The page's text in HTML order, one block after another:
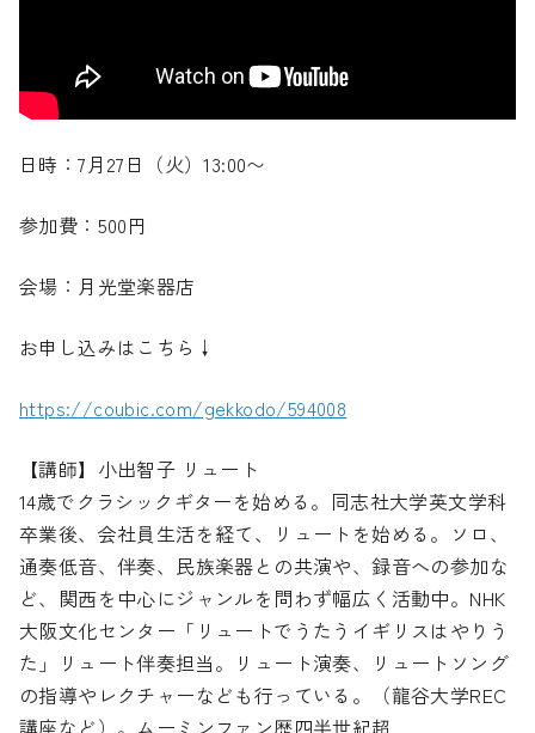
日時：7月27日（火）13:00〜
参加費：500円
会場：月光堂楽器店
お申し込みはこちら↓
https://coubic.com/gekkodo/594008
【講師】小出智子 リュート
14歳でクラシックギターを始める。同志社大学英文学科
卒業後、会社員生活を経て、リュートを始める。ソロ、
通奏低音、伴奏、民族楽器との共演や、録音への参加な
ど、関西を中心にジャンルを問わず幅広く活動中。NHK
大阪文化センター「リュートでうたうイギリスはやりう
た」リュート伴奏担当。リュート演奏、リュートソング
の指導やレクチャーなども行っている。（龍谷大学REC
講座など）。ムーミンファン歴四半世紀超